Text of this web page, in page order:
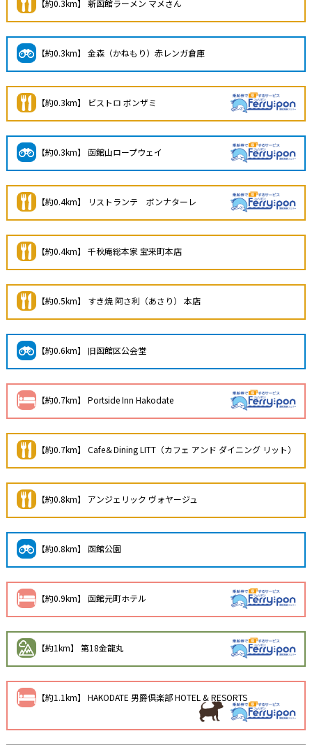
【約0.3km】 新函館ラーメン マメさん
【約0.3km】 金森（かねもり）赤レンガ倉庫
【約0.3km】 ビストロ ボンザミ
【約0.3km】 函館山ロープウェイ
【約0.4km】 リストランテ ボンナターレ
【約0.4km】 千秋庵総本家 宝来町本店
【約0.5km】 すき焼 阿さ利（あさり） 本店
【約0.6km】 旧函館区公会堂
【約0.7km】 Portside Inn Hakodate
【約0.7km】 Cafe＆Dining LITT（カフェ アンド ダイニング リット）
【約0.8km】 アンジェリック ヴォヤージュ
【約0.8km】 函館公園
【約0.9km】 函館元町ホテル
【約1km】 第18金龍丸
【約1.1km】 HAKODATE 男爵倶楽部 HOTEL & RESORTS